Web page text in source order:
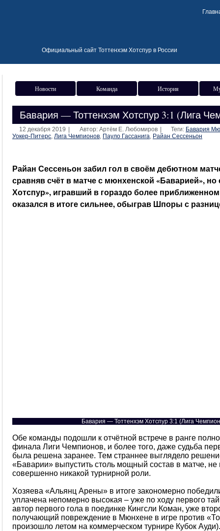
Официальный сайт Тоттенхэм Хотспур в России
Новости Команда История
Бавария — Тоттенхэм Хотспур 3:1 (Лига
12 декабря 2019 Автор: Артём Е. Любомиров Теги: Бавария
Уокер-Питерс, Лига Чемпионов, Пауло Гассанига, Райан Сессеньон
Райан Сессеньон забил гол в своём дебютном
сравняв счёт в матче с мюнхенской «Баварией», но
Хотспур», игравший в гораздо более
оказался в итоге сильнее, обыграв Шпоры с
Бавария — Тоттенхэм Хотспур 3:1 (Лига
Обе команды подошли к отчётной встрече в ранге
финала Лиги Чемпионов, и более того, даже судьба
была решена заранее. Тем страннее выглядело
«Баварии» выпустить столь мощный состав в матче, не
совершенно никакой турнирной роли.
Хозяева «Альянц Арены» в итоге закономерно
уплачена непомерно высокая – уже по ходу первого
автор первого гола в поединке Кингсли Коман, уже
получающий повреждение в Мюнхене в игре против
произошло летом на коммерческом турнире Кубок Ауди).